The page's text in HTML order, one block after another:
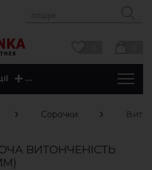
...
Сорочки
ВИТОНЧЕНІСТЬ